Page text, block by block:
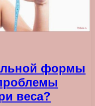
формы
веса?